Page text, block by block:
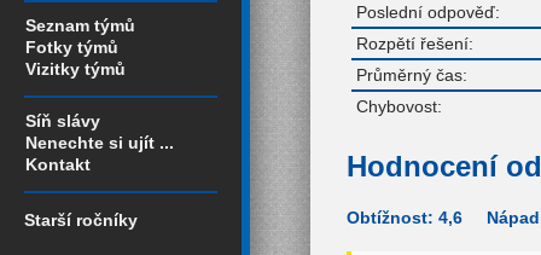
Seznam týmů
Fotky týmů
Vizitky týmů
Síň slávy
Nenechte si ujít ...
Kontakt
Starší ročníky
Poslední odpověď:
Rozpětí řešení:
Průměrný čas:
Chybovost:
Hodnocení
Obtížnost: 4,6